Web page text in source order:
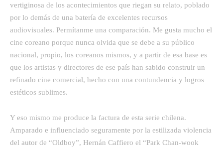
vertiginosa de los acontecimientos que riegan su relato, poblado
por lo demás de una batería de excelentes recursos
audiovisuales. Permítanme una comparación. Me gusta mucho el
cine coreano porque nunca olvida que se debe a su público
nacional, propio, los coreanos mismos, y a partir de esa base es
que los artistas y directores de ese país han sabido construir un
refinado cine comercial, hecho con una contundencia y logros
estéticos sublimes.
Y eso mismo me produce la factura de esta serie chilena.
Amparado e influenciado seguramente por la estilizada violencia
del autor de “Oldboy”, Hernán Caffiero el “Park Chan-wook